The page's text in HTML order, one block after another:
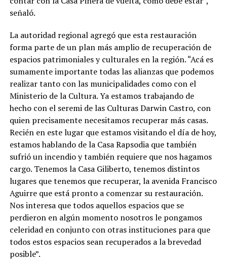
señaló.
La autoridad regional agregó que esta restauración
forma parte de un plan más amplio de recuperación de
espacios patrimoniales y culturales en la región. “Acá es
sumamente importante todas las alianzas que podemos
realizar tanto con las municipalidades como con el
Ministerio de la Cultura. Ya estamos trabajando de
hecho con el seremi de las Culturas Darwin Castro, con
quien precisamente necesitamos recuperar más casas.
Recién en este lugar que estamos visitando el día de hoy,
estamos hablando de la Casa Rapsodia que también
sufrió un incendio y también requiere que nos hagamos
cargo. Tenemos la Casa Giliberto, tenemos distintos
lugares que tenemos que recuperar, la avenida Francisco
Aguirre que está pronto a comenzar su restauración.
Nos interesa que todos aquellos espacios que se
perdieron en algún momento nosotros le pongamos
celeridad en conjunto con otras instituciones para que
todos estos espacios sean recuperados a la brevedad
posible”.